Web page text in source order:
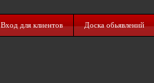
Вход для клиентов Доска обьявлений